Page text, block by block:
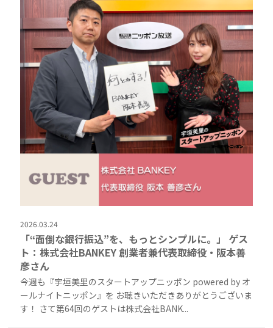
2026.03.24
「“面倒な銀行振込”を、もっとシンプルに。」 ゲス
ト：株式会社BANKEY 創業者兼代表取締役・阪本善
彦さん
今週も『宇垣美里のスタートアップニッポン powered by オ
ールナイトニッポン』を お聴きいただきありがとうございま
す！ さて第64回のゲストは株式会社BANK...